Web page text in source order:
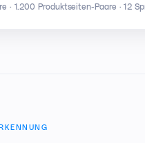
· 1.200 Produktseiten-Paare · 12